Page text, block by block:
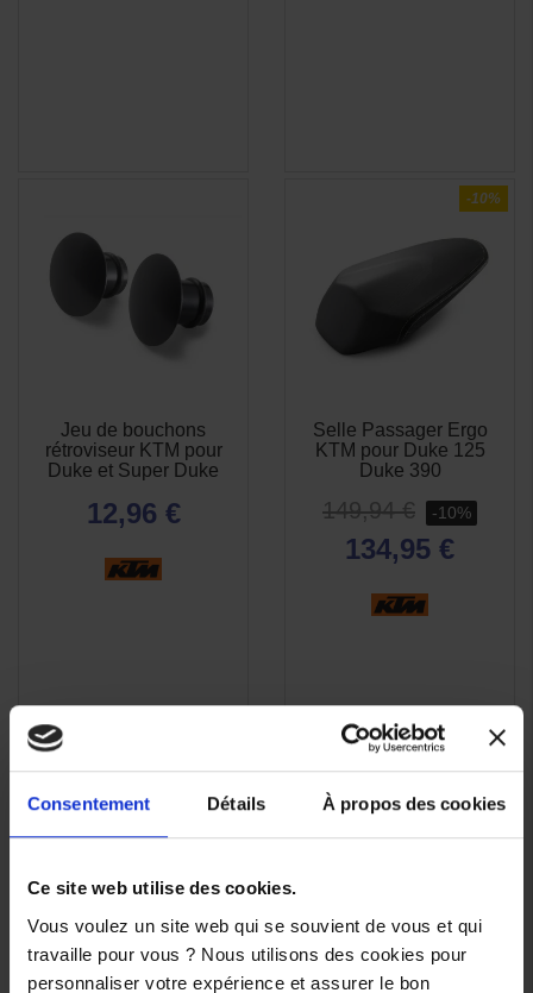
Consentement Détails À propos des cookies
Ce site web utilise des cookies.
Vous voulez un site web qui se souvient de vous et qui
travaille pour vous ? Nous utilisons des cookies pour
personnaliser votre expérience et assurer le bon
(1 avis)
Jeu de bouchons
rétroviseur KTM pour
Duke et Super Duke
12,96 €
-10%
Selle Passager Ergo
KTM pour Duke 125
Duke 390
149,94 € -10%
134,95 €
-10%
 APERÇU
RAPIDE
APERÇU
RAPIDE